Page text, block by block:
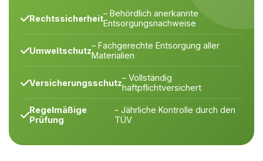
Rechtssicherheit– Behördlich anerkannte
Entsorgungsnachweise
Umweltschutz– Fachgerechte Entsorgung aller
Materialien
Versicherungsschutz– Vollständig
haftpflichtversichert
Regelmäßige
Prüfung
– Jährliche Kontrolle durch den
TÜV